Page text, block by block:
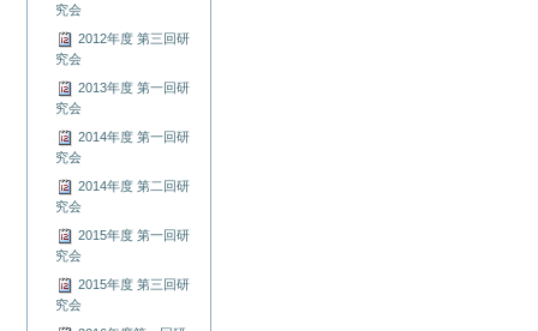
究会
2012年度 第三回研
究会
2013年度 第一回研
究会
2014年度 第一回研
究会
2014年度 第二回研
究会
2015年度 第一回研
究会
2015年度 第三回研
究会